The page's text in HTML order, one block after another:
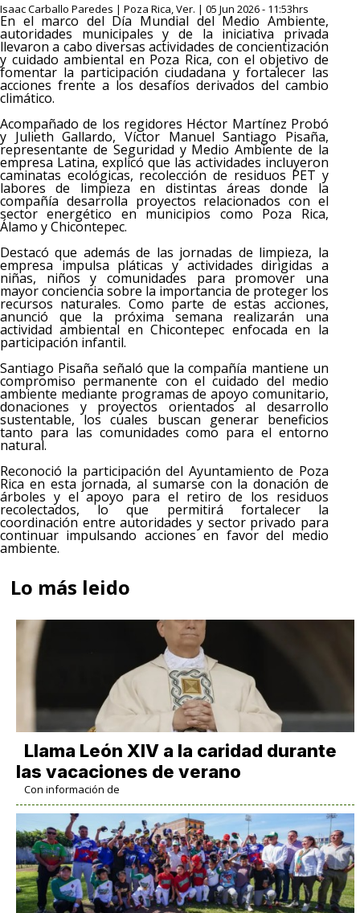
Isaac Carballo Paredes | Poza Rica, Ver. | 05 Jun 2026 - 11:53hrs
En el marco del Día Mundial del Medio Ambiente,
autoridades municipales y de la iniciativa privada
llevaron a cabo diversas actividades de concientización
y cuidado ambiental en Poza Rica, con el objetivo de
fomentar la participación ciudadana y fortalecer las
acciones frente a los desafíos derivados del cambio
climático.
Acompañado de los regidores Héctor Martínez Probó
y Julieth Gallardo, Víctor Manuel Santiago Pisaña,
representante de Seguridad y Medio Ambiente de la
empresa Latina, explicó que las actividades incluyeron
caminatas ecológicas, recolección de residuos PET y
labores de limpieza en distintas áreas donde la
compañía desarrolla proyectos relacionados con el
sector energético en municipios como Poza Rica,
Álamo y Chicontepec.
Destacó que además de las jornadas de limpieza, la
empresa impulsa pláticas y actividades dirigidas a
niñas, niños y comunidades para promover una
mayor conciencia sobre la importancia de proteger los
recursos naturales. Como parte de estas acciones,
anunció que la próxima semana realizarán una
actividad ambiental en Chicontepec enfocada en la
participación infantil.
Santiago Pisaña señaló que la compañía mantiene un
compromiso permanente con el cuidado del medio
ambiente mediante programas de apoyo comunitario,
donaciones y proyectos orientados al desarrollo
sustentable, los cuales buscan generar beneficios
tanto para las comunidades como para el entorno
natural.
Reconoció la participación del Ayuntamiento de Poza
Rica en esta jornada, al sumarse con la donación de
árboles y el apoyo para el retiro de los residuos
recolectados, lo que permitirá fortalecer la
coordinación entre autoridades y sector privado para
continuar impulsando acciones en favor del medio
ambiente.
Lo más leido
Llama León XIV a la caridad durante
las vacaciones de verano
Con información de